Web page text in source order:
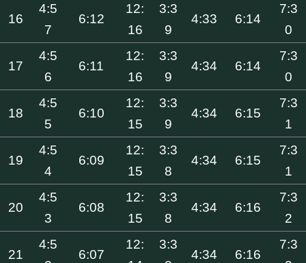
16
4:5
7
6:12
12:
16
3:3
9
4:33 6:14
7:3
0
17
4:5
6
6:11
12:
16
3:3
9
4:34 6:14
7:3
0
18
4:5
5
6:10
12:
15
3:3
9
4:34 6:15
7:3
1
19
4:5
4
6:09
12:
15
3:3
8
4:34 6:15
7:3
1
20
4:5
3
6:08
12:
15
3:3
8
4:34 6:16
7:3
2
21
4:5
6:07
12:
3:3
4:34 6:16
7:3